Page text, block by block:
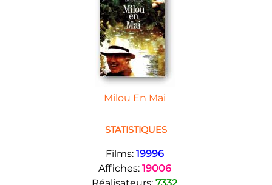
Milou En Mai
STATISTIQUES
Films: 19996
Affiches: 19006
Réalisateurs: 7332